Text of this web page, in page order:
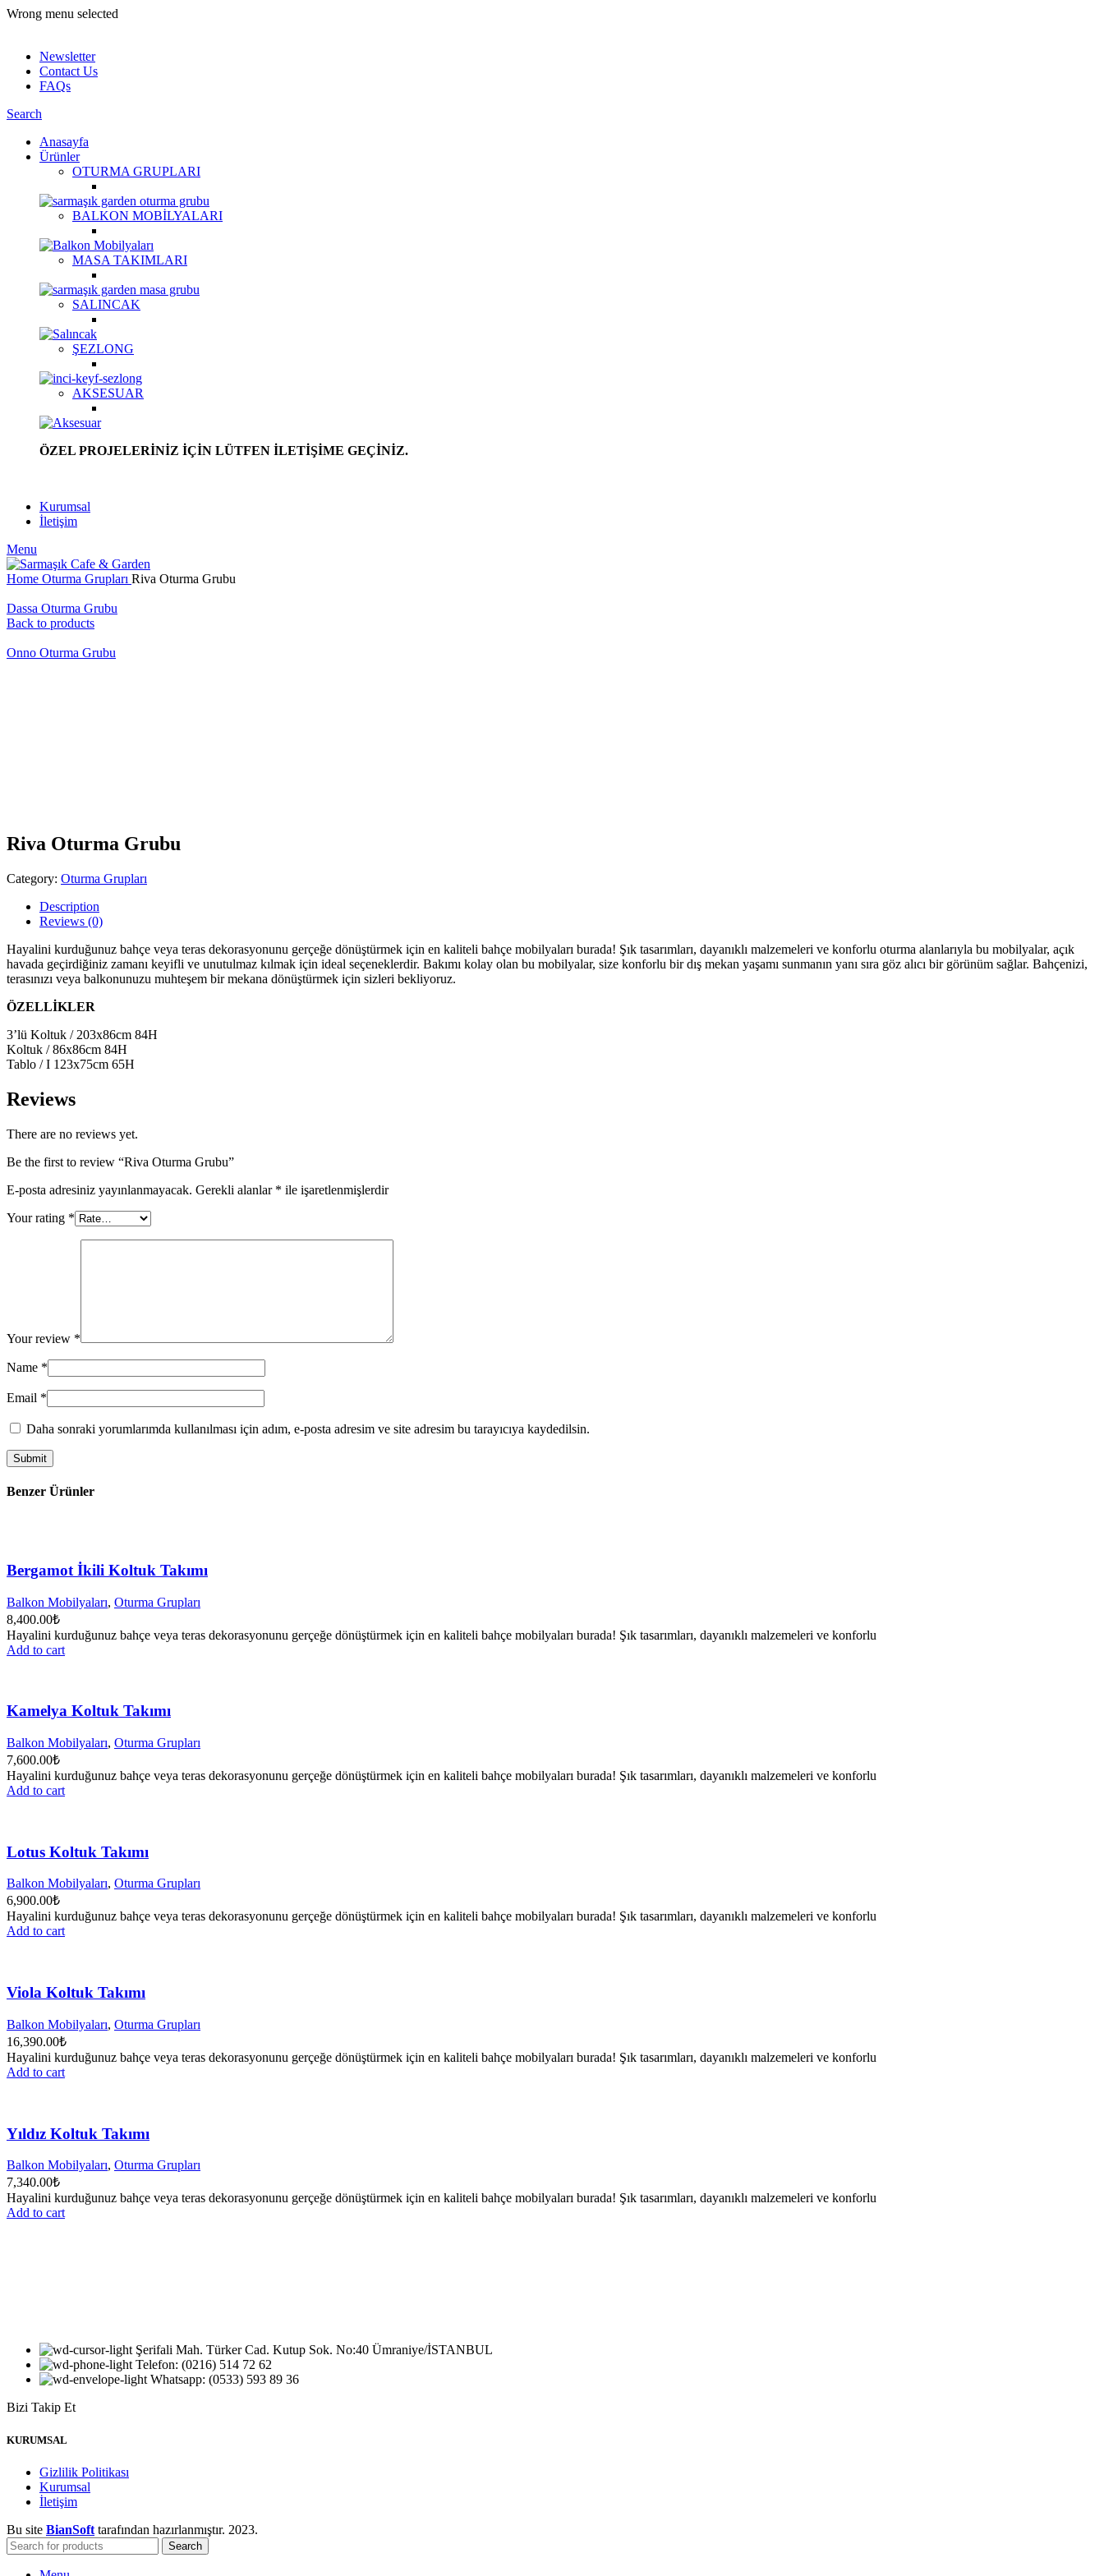
Wrong menu selected
Newsletter
Contact Us
FAQs
Search
Anasayfa
Ürünler
OTURMA GRUPLARI
BALKON MOBİLYALARI
MASA TAKIMLARI
SALINCAK
ŞEZLONG
AKSESUAR
ÖZEL PROJELERİNİZ İÇİN LÜTFEN İLETİŞİME GEÇİNİZ.
Kurumsal
İletişim
Menu
Home Oturma Grupları Riva Oturma Grubu
Dassa Oturma Grubu
Back to products
Onno Oturma Grubu
Riva Oturma Grubu
Category: Oturma Grupları
Description
Reviews (0)
Hayalini kurduğunuz bahçe veya teras dekorasyonunu gerçeğe dönüştürmek için en kaliteli bahçe mobilyaları burada! Şık tasarımları, dayanıklı malzemeleri ve konforlu oturma alanlarıyla bu mobilyalar, açık
havada geçirdiğiniz zamanı keyifli ve unutulmaz kılmak için ideal seçeneklerdir. Bakımı kolay olan bu mobilyalar, size konforlu bir dış mekan yaşamı sunmanın yanı sıra göz alıcı bir görünüm sağlar. Bahçenizi,
terasınızı veya balkonunuzu muhteşem bir mekana dönüştürmek için sizleri bekliyoruz.
ÖZELLİKLER
3’lü Koltuk / 203x86cm 84H
Koltuk / 86x86cm 84H
Tablo / I 123x75cm 65H
Reviews
There are no reviews yet.
Be the first to review “Riva Oturma Grubu”
E-posta adresiniz yayınlanmayacak. Gerekli alanlar * ile işaretlenmişlerdir
Your rating *
Your review *
Name *
Email *
Daha sonraki yorumlarımda kullanılması için adım, e-posta adresim ve site adresim bu tarayıcıya kaydedilsin.
Benzer Ürünler
Bergamot İkili Koltuk Takımı
Balkon Mobilyaları, Oturma Grupları
8,400.00₺
Hayalini kurduğunuz bahçe veya teras dekorasyonunu gerçeğe dönüştürmek için en kaliteli bahçe mobilyaları burada! Şık tasarımları, dayanıklı malzemeleri ve konforlu
Add to cart
Kamelya Koltuk Takımı
Balkon Mobilyaları, Oturma Grupları
7,600.00₺
Hayalini kurduğunuz bahçe veya teras dekorasyonunu gerçeğe dönüştürmek için en kaliteli bahçe mobilyaları burada! Şık tasarımları, dayanıklı malzemeleri ve konforlu
Add to cart
Lotus Koltuk Takımı
Balkon Mobilyaları, Oturma Grupları
6,900.00₺
Hayalini kurduğunuz bahçe veya teras dekorasyonunu gerçeğe dönüştürmek için en kaliteli bahçe mobilyaları burada! Şık tasarımları, dayanıklı malzemeleri ve konforlu
Add to cart
Viola Koltuk Takımı
Balkon Mobilyaları, Oturma Grupları
16,390.00₺
Hayalini kurduğunuz bahçe veya teras dekorasyonunu gerçeğe dönüştürmek için en kaliteli bahçe mobilyaları burada! Şık tasarımları, dayanıklı malzemeleri ve konforlu
Add to cart
Yıldız Koltuk Takımı
Balkon Mobilyaları, Oturma Grupları
7,340.00₺
Hayalini kurduğunuz bahçe veya teras dekorasyonunu gerçeğe dönüştürmek için en kaliteli bahçe mobilyaları burada! Şık tasarımları, dayanıklı malzemeleri ve konforlu
Add to cart
Şerifali Mah. Türker Cad. Kutup Sok. No:40 Ümraniye/İSTANBUL
Telefon: (0216) 514 72 62
Whatsapp: (0533) 593 89 36
Bizi Takip Et
KURUMSAL
Gizlilik Politikası
Kurumsal
İletişim
Bu site BianSoft tarafından hazırlanmıştır. 2023.
Search